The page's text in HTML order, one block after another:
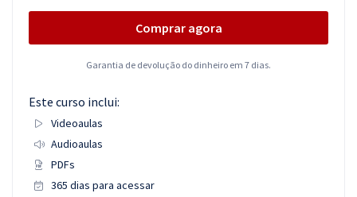
Comprar agora
Garantia de devolução do dinheiro em 7 dias.
Este curso inclui:
Videoaulas
Audioaulas
PDFs
365 dias para acessar